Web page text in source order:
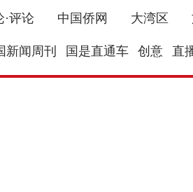
·评论 中国侨网 大湾区
新闻周刊 国是直通车 创意 直